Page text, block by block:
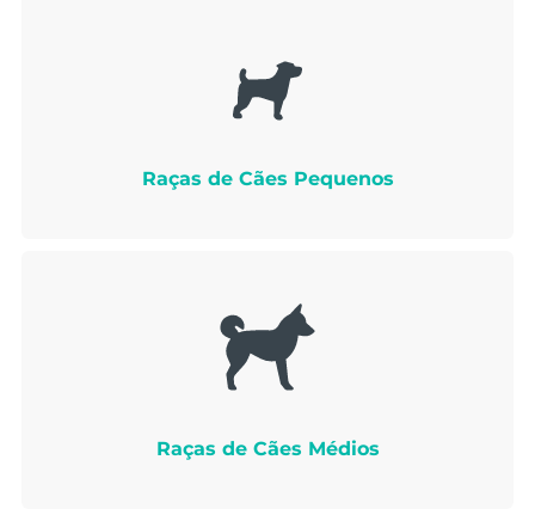
Raças de Cães Pequenos
Raças de Cães Médios